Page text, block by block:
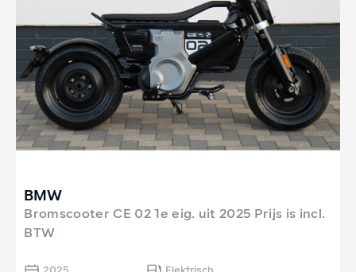
BMW
Bromscooter CE 02 1e eig. uit 2025 Prijs is incl.
BTW